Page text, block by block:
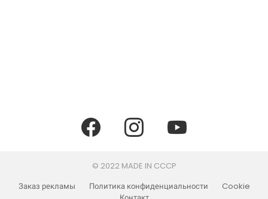
facebook instagram youtube
© 2022 MADE IN CCCP
Заказ рекламы
Политика конфиденциальности
Cookie